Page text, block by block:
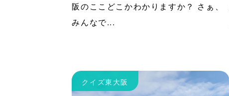
阪のここどこかわかりますか？ さぁ、
みんなで...
クイズ東大阪